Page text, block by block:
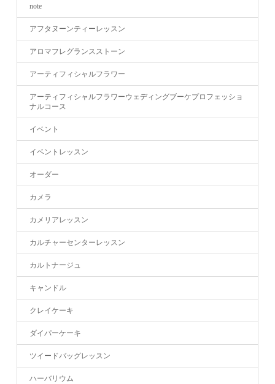
note
アフタヌーンティーレッスン
アロマフレグランスストーン
アーティフィシャルフラワー
アーティフィシャルフラワーウェディングブーケプロフェッショ
ナルコース
イベント
イベントレッスン
オーダー
カメラ
カメリアレッスン
カルチャーセンターレッスン
カルトナージュ
キャンドル
クレイケーキ
ダイパーケーキ
ツイードバッグレッスン
ハーバリウム